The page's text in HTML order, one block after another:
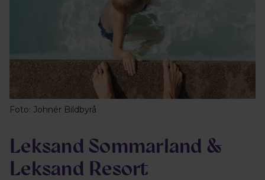
Foto: Johnér Bildbyrå
Leksand Sommarland &
Leksand Resort